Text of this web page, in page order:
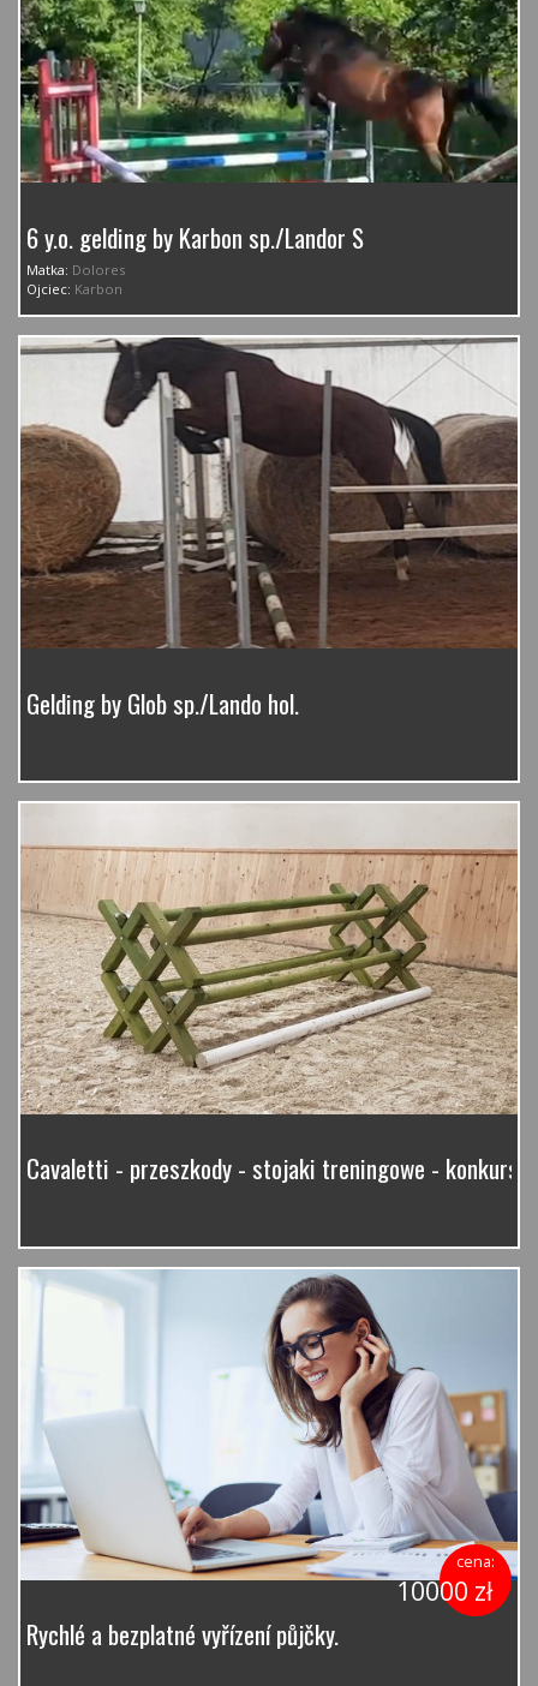
6 y.o. gelding by Karbon sp./Landor S
Matka: Dolores
Ojciec: Karbon
Gelding by Glob sp./Lando hol.
Cavaletti - przeszkody - stojaki treningowe -
cena:
10000 zł
Rychlé a bezplatné vyřízení půjčky.